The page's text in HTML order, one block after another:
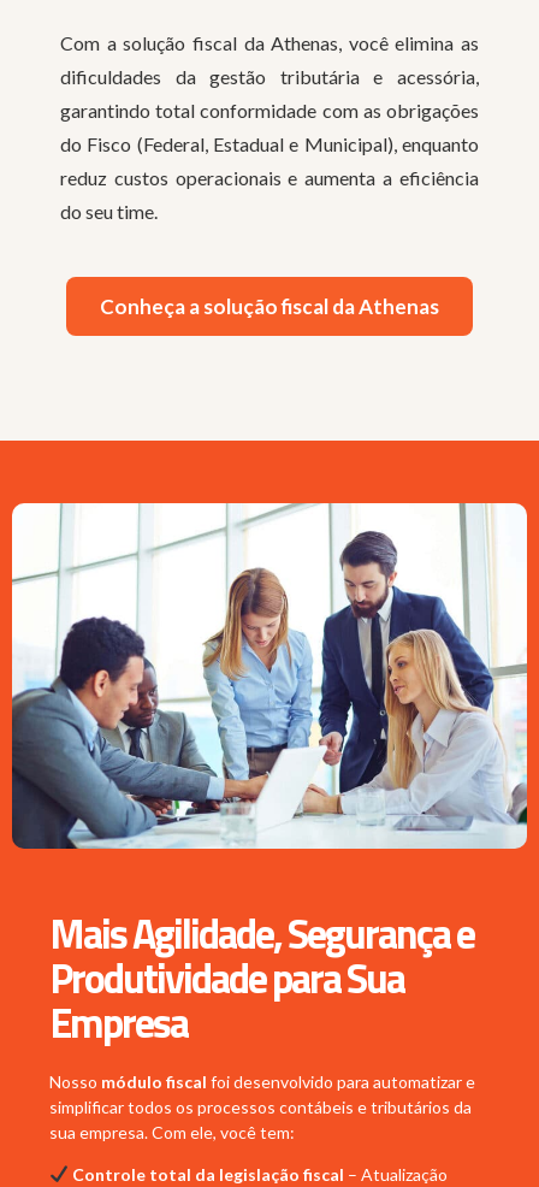
Com a solução fiscal da Athenas, você elimina as
dificuldades da gestão tributária e acessória,
garantindo total conformidade com as obrigações
do Fisco (Federal, Estadual e Municipal), enquanto
reduz custos operacionais e aumenta a eficiência
do seu time.
Conheça a solução fiscal da Athenas
Mais Agilidade, Segurança e
Produtividade para Sua
Empresa
Nosso módulo fiscal foi desenvolvido para automatizar e
simplificar todos os processos contábeis e tributários da
sua empresa. Com ele, você tem:
Controle total da legislação fiscal – Atualização